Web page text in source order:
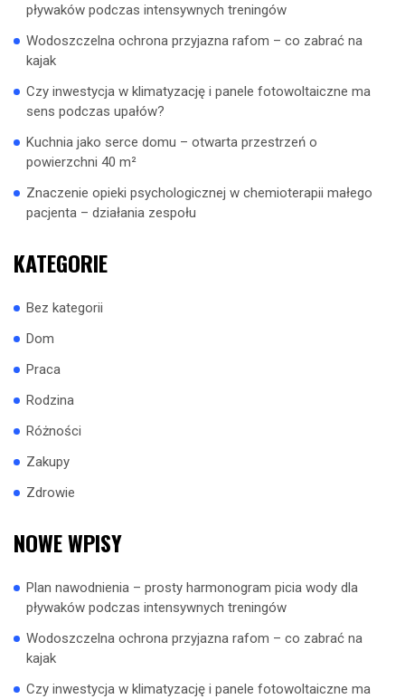
pływaków podczas intensywnych treningów
Wodoszczelna ochrona przyjazna rafom – co zabrać na
kajak
Czy inwestycja w klimatyzację i panele fotowoltaiczne ma
sens podczas upałów?
Kuchnia jako serce domu – otwarta przestrzeń o
powierzchni 40 m²
Znaczenie opieki psychologicznej w chemioterapii małego
pacjenta – działania zespołu
KATEGORIE
Bez kategorii
Dom
Praca
Rodzina
Różności
Zakupy
Zdrowie
NOWE WPISY
Plan nawodnienia – prosty harmonogram picia wody dla
pływaków podczas intensywnych treningów
Wodoszczelna ochrona przyjazna rafom – co zabrać na
kajak
Czy inwestycja w klimatyzację i panele fotowoltaiczne ma